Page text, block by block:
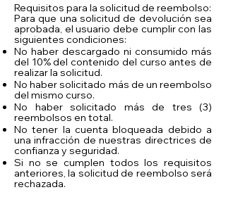
Requisitos para la solicitud de reembolso:
Para que una solicitud de devolución sea
aprobada, el usuario debe cumplir con las
siguientes condiciones:
No haber descargado ni consumido más
del 10% del contenido del curso antes de
realizar la solicitud.
No haber solicitado más de un reembolso
del mismo curso.
No haber solicitado más de tres (3)
reembolsos en total.
No tener la cuenta bloqueada debido a
una infracción de nuestras directrices de
confianza y seguridad.
Si no se cumplen todos los requisitos
anteriores, la solicitud de reembolso será
rechazada.